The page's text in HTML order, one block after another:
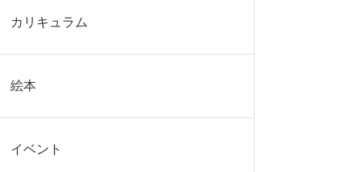
カリキュラム
絵本
イベント